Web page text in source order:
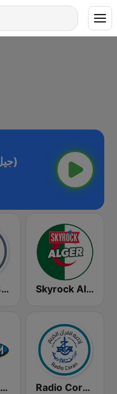
Jil Fm (جيل إف إم)
Chaine 03 (القناة الثالثة) Skyrock Alger
Beur FM kabyle Radio Coran (إذاعة القرآن الكريم)